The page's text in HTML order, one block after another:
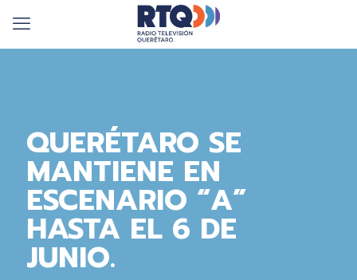
QUERÉTARO SE
MANTIENE EN
ESCENARIO “A”
HASTA EL 6 DE
JUNIO.